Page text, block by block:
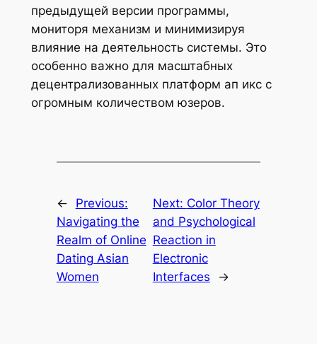
предыдущей версии программы,
мониторя механизм и минимизируя
влияние на деятельность системы. Это
особенно важно для масштабных
децентрализованных платформ ап икс с
огромным количеством юзеров.
←
Previous:
Navigating the
Realm of Online
Dating Asian
Women
Next: Color Theory
and Psychological
Reaction in
Electronic
Interfaces
→